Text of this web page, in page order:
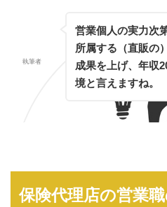
執筆者
営業個人の実力次
所属する（直販の
成果を上げ、年収
境と言えますね。
保険代理店の営業